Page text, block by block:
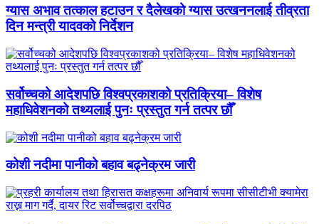
ग्यास अभाव तत्काल हटाउन र दैलेखको ग्यास उत्खननलाई तीव्रता
दिन मन्त्री यादवको निर्देशन
सर्वोच्चको आदेशपछि विश्वप्रकाशको प्रतिक्रिया– विशेष
महाधिवेशनको तथ्यलाई पुनः प्रस्तुत गर्न तत्पर छौँ
कोशी नदीमा पानीको बहाव बढ्नेक्रम जारी